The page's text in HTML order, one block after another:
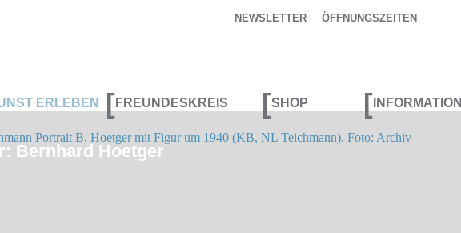
NEWSLETTER ÖFFNUNGSZEITEN
ERLEBEN [FREUNDESKREIS [SHOP [ INFORMATION
Bernhard Hoetger